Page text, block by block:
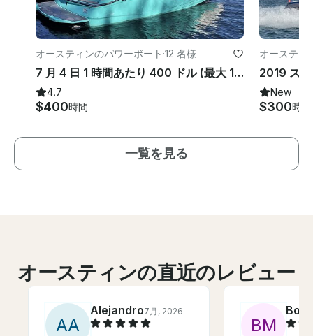
オースティンのパワーボート ·12 名様
7 月 4 日 1 時間あたり 400 ドル (最大 12 名様まで)
4.7
$400時間
オースティ
New
$300時間
一覧を見る
オースティンの直近のレビュー
AA
Alejandro7月, 2026
BM